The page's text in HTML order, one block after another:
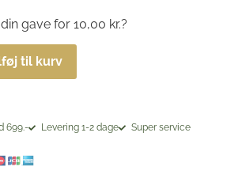
til kurv
gave for 10,00 kr.?
699.- Levering 1-2 dage Super service